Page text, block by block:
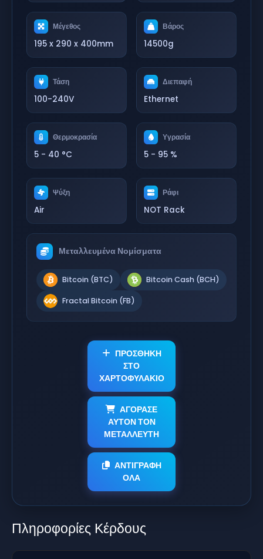
Μέγεθος
195 x 290 x 400mm
Βάρος
14500g
Τάση
100-240V
Διεπαφή
Ethernet
Θερμοκρασία
5 - 40 °C
Υγρασία
5 - 95 %
Ψύξη
Air
Ράφι
NOT Rack
Μεταλλευμένα Νομίσματα
Bitcoin (BTC) Bitcoin Cash (BCH)
Fractal Bitcoin (FB)
ΠΡΟΣΘΗΚΗ
ΣΤΟ
ΧΑΡΤΟΦΥΛΑΚΙΟ
ΑΓΟΡΑΣΕ
ΑΥΤΟΝ ΤΟΝ
ΜΕΤΑΛΛΕΥΤΗ
ΑΝΤΙΓΡΑΦΗ
ΟΛΑ
Πληροφορίες Κέρδους